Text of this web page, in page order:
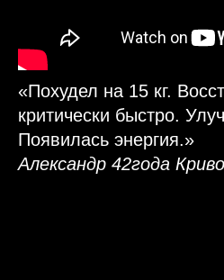
«Похудел на 15 кг.
критически быстро.
Появилась энергия.»
Александр 42года